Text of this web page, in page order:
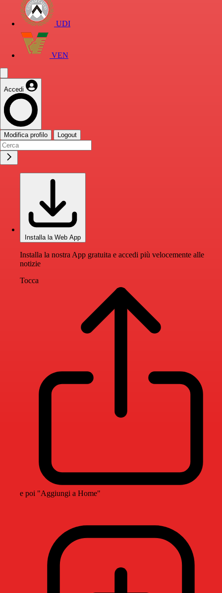
UDI
VEN
Accedi
Modifica profilo Logout
Installa la Web App
Installa la nostra App gratuita e accedi più velocemente alle
notizie
Tocca
e poi "Aggiungi a Home"